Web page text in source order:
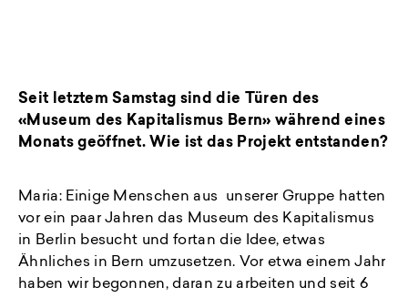
Seit letztem Samstag sind die Türen des
«Museum des Kapitalismus Bern» während eines
Monats geöffnet. Wie ist das Projekt entstanden?
Maria: Einige Menschen aus unserer Gruppe hatten
vor ein paar Jahren das Museum des Kapitalismus
in Berlin besucht und fortan die Idee, etwas
Ähnliches in Bern umzusetzen. Vor etwa einem Jahr
haben wir begonnen, daran zu arbeiten und seit 6